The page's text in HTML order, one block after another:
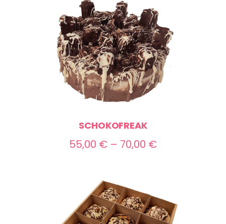
SCHOKOFREAK
55,00 € – 70,00 €Preisspanne:
70,00 €